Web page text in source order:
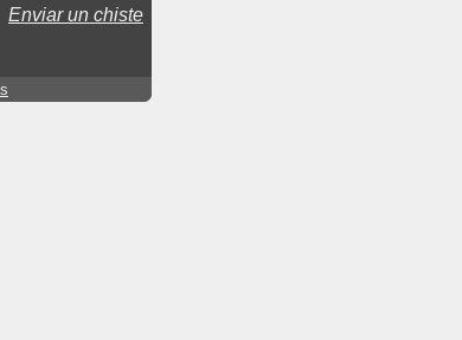
Enviar un chiste